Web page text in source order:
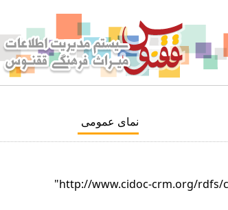
نمای عمومی